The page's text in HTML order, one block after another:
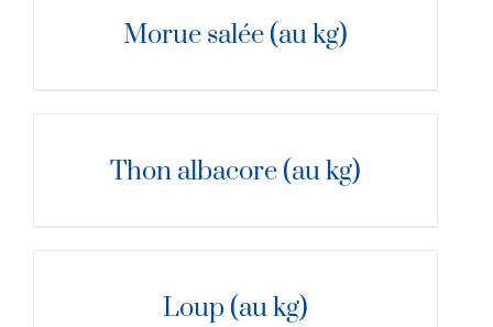
Morue salée (au kg)
Thon albacore (au kg)
Loup (au kg)